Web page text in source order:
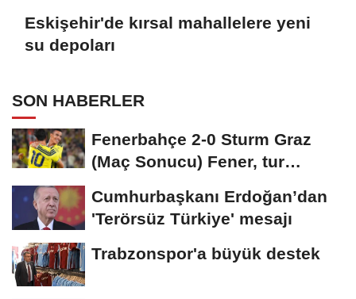
Eskişehir'de kırsal mahallelere yeni
su depoları
SON HABERLER
Fenerbahçe 2-0 Sturm Graz
(Maç Sonucu) Fener, tur
Cumhurbaşkanı Erdoğan’dan
'Terörsüz Türkiye' mesajı
Trabzonspor'a büyük destek